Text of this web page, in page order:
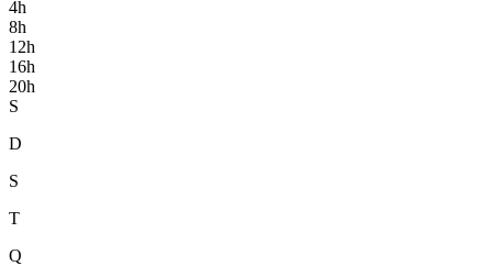
4h
8h
12h
16h
20h
S
D
S
T
Q